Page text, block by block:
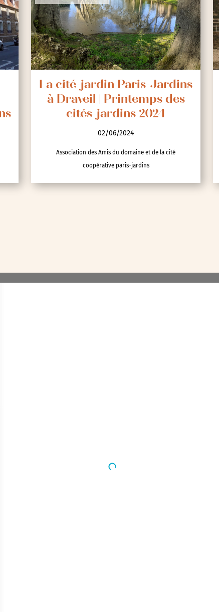
La cité-jardin Paris-Jardins
à Draveil | Printemps des
cités-jardins 2024
02/06/2024
Association des Amis du domaine et de la cité
coopérative paris-jardins